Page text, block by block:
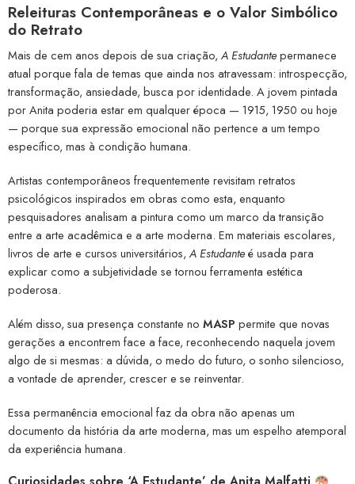
Releituras Contemporâneas e o Valor Simbólico
do Retrato
Mais de cem anos depois de sua criação, A Estudantepermanece
atual porque fala de temas que ainda nos atravessam: introspecção,
transformação, ansiedade, busca por identidade. A jovem pintada
por Anita poderia estar em qualquer época — 1915, 1950 ou hoje
— porque sua expressão emocional não pertence a um tempo
específico, mas à condição humana.
Artistas contemporâneos frequentemente revisitam retratos
psicológicos inspirados em obras como esta, enquanto
pesquisadores analisam a pintura como um marco da transição
entre a arte acadêmica e a arte moderna. Em materiais escolares,
livros de arte e cursos universitários, A Estudanteé usada para
explicar como a subjetividade se tornou ferramenta estética
poderosa.
Além disso, sua presença constante no MASP permite que novas
gerações a encontrem face a face, reconhecendo naquela jovem
algo de si mesmas: a dúvida, o medo do futuro, o sonho silencioso,
a vontade de aprender, crescer e se reinventar.
Essa permanência emocional faz da obra não apenas um
documento da história da arte moderna, mas um espelho atemporal
da experiência humana.